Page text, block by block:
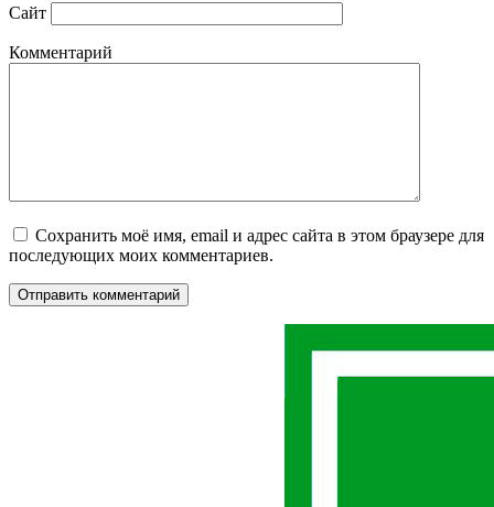
Сайт
Комментарий
Сохранить моё имя, email и адрес сайта в этом браузере для
последующих моих комментариев.